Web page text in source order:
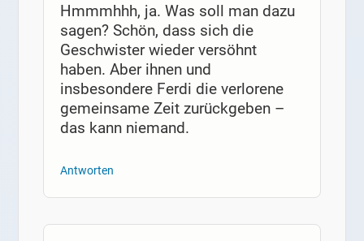
Hmmmhhh, ja. Was soll man dazu
sagen? Schön, dass sich die
Geschwister wieder versöhnt
haben. Aber ihnen und
insbesondere Ferdi die verlorene
gemeinsame Zeit zurückgeben –
das kann niemand.
Antworten